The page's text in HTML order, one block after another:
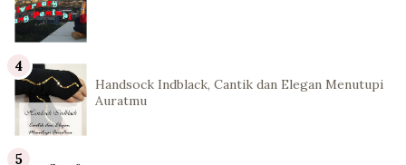
Handsock Indblack, Cantik dan Elegan Menutupi
Auratmu